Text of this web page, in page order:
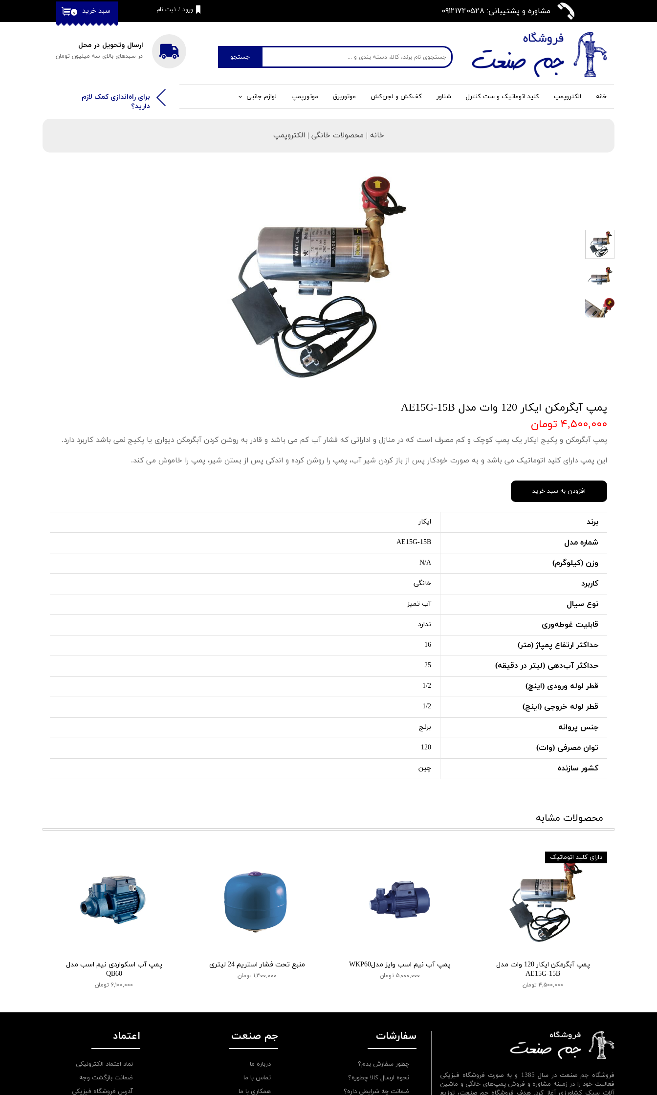
جستجو
ارسال وتحویل در محل
در سبدهای بالای سه میلیون تومان
مشاوره و پشتیبانی: 09121720528 ۰ سبد خرید ورود / ثبت نام
حساب کاربری من
تغییر گذر واژه
سفارشات
کاربری
خانه الکتروپمپ کلید اتوماتیک و ست کنترل شناور کف‌کش و لجن‌کش موتوربرق موتورپمپ لوازم جانبی
​​برای راه‌اندازی کمک لازم
دارید؟
خانه | محصولات خانگی | الکتروپمپ
پمپ آبگرمکن ایکار 120 وات مدل AE15G-15B
۴,۵۰۰,۰۰۰ تومان
پمپ آبگرمکن و پکیج ایکار یک پمپ کوچک و کم مصرف است که در منازل و اداراتی که فشار آب کم می باشد و قادر به روشن کردن آبگرمکن دیواری یا پکیج نمی باشد کاربرد دارد.
این پمپ دارای کلید اتوماتیک می باشد و به صورت خودکار پس از باز کردن شیر آب، پمپ را روشن کرده و اندکی پس از بستن شیر، پمپ را خاموش می کند.
افزودن به سبد خرید
برند ایکار
شماره مدل AE15G-15B
وزن (کیلوگرم) N/A
کاربرد خانگی
نوع سیال آب تمیز
قابلیت غوطه‌وری ندارد
حداکثر ارتفاع پمپاژ (متر) 16
حداکثر آب‌دهی (لیتر در دقیقه) 25
قطر لوله ورودی (اینچ) 1/2
قطر لوله خروجی (اینچ) 1/2
جنس پروانه برنج
توان مصرفی (وات) 120
کشور سازنده چین
محصولات مشابه
پمپ آبگرمکن ایکار 120 وات مدل
AE15G-15B
۴,۵۰۰,۰۰۰ تومان
دارای کلید اتوماتیک
پمپ آب نیم اسب وایز مدلWKP60
۵,۰۰۰,۰۰۰ تومان
منبع تحت فشار استریم 24 لیتری
۱,۳۰۰,۰۰۰ تومان
پمپ آب اسکواردی نیم اسب مدل
QB60
۶,۱۰۰,۰۰۰ تومان
فروشگاه جم صنعت در سال 1385 و به صورت فروشگاه فیزیکی
فعالیت خود را در زمینه مشاوره و فروش پمپ‌های خانگی و ماشین
آلات سبک کشاورزی آغاز کرد. هدف فروشگاه جم صنعت، توزیع
سفارشات
چطور سفارش بدم؟
نحوه ارسال کالا چطوره؟
ضمانت چه شرایطی داره؟
اعتماد
نماد اعتماد الکترونیکی
ضمانت بازگشت وجه
آدرس فروشگاه فیزیکی
جم صنعت
درباره ما
تماس با ما
همکاری با ما